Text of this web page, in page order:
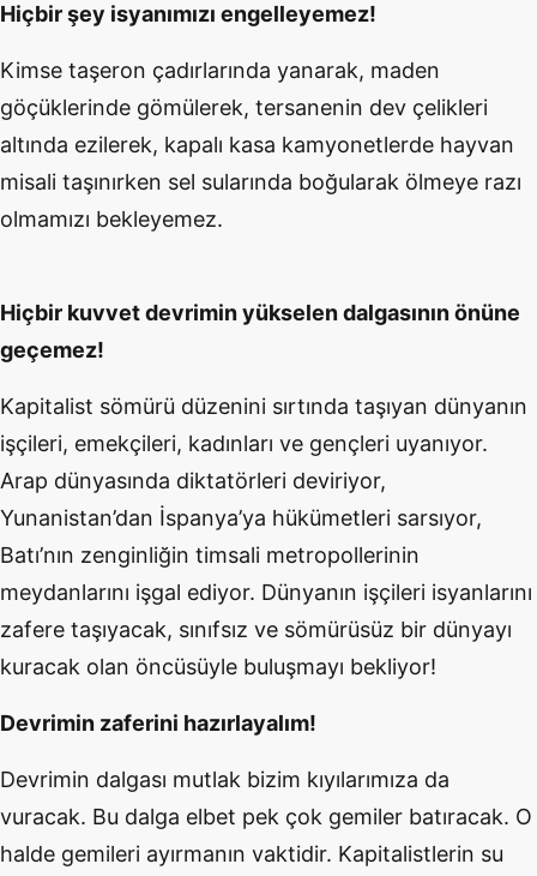
Hiçbir şey isyanımızı engelleyemez!
Kimse taşeron çadırlarında yanarak, maden
göçüklerinde gömülerek, tersanenin dev çelikleri
altında ezilerek, kapalı kasa kamyonetlerde hayvan
misali taşınırken sel sularında boğularak ölmeye razı
olmamızı bekleyemez.
Hiçbir kuvvet devrimin yükselen dalgasının önüne
geçemez!
Kapitalist sömürü düzenini sırtında taşıyan dünyanın
işçileri, emekçileri, kadınları ve gençleri uyanıyor.
Arap dünyasında diktatörleri deviriyor,
Yunanistan’dan İspanya’ya hükümetleri sarsıyor,
Batı’nın zenginliğin timsali metropollerinin
meydanlarını işgal ediyor. Dünyanın işçileri isyanlarını
zafere taşıyacak, sınıfsız ve sömürüsüz bir dünyayı
kuracak olan öncüsüyle buluşmayı bekliyor!
Devrimin zaferini hazırlayalım!
Devrimin dalgası mutlak bizim kıyılarımıza da
vuracak. Bu dalga elbet pek çok gemiler batıracak. O
halde gemileri ayırmanın vaktidir. Kapitalistlerin su